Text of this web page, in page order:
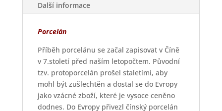
Další informace
Porcelán
Příběh porcelánu se začal zapisovat v Číně
v 7.století před naším letopočtem. Původní
tzv. protoporcelán prošel staletími, aby
mohl být zušlechtěn a dostal se do Evropy
jako vzácné zboží, které je vysoce ceněno
dodnes. Do Evropy přivezl čínský porcelán